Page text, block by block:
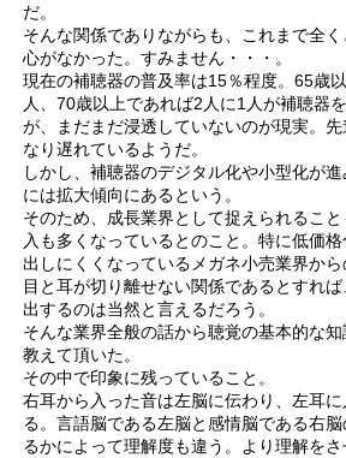
だ。
そんな関係でありながらも、これまで全
心がなかった。すみません・・・。
現在の補聴器の普及率は15％程度。65歳
人、70歳以上であれば2人に1人が補聴器
が、まだまだ浸透していないのが現実。
なり遅れているようだ。
しかし、補聴器のデジタル化や小型化が
には拡大傾向にあるという。
そのため、成長業界として捉えられるこ
入も多くなっているとのこと。特に低価
出しにくくなっているメガネ小売業界から
目と耳が切り離せない関係であるとすれ
出するのは当然と言えるだろう。
そんな業界全般の話から聴覚の基本的な
教えて頂いた。
その中で印象に残っていること。
右耳から入った音は左脳に伝わり、左耳
る。言語脳である左脳と感情脳である右
るかによって理解度も違う。より理解を